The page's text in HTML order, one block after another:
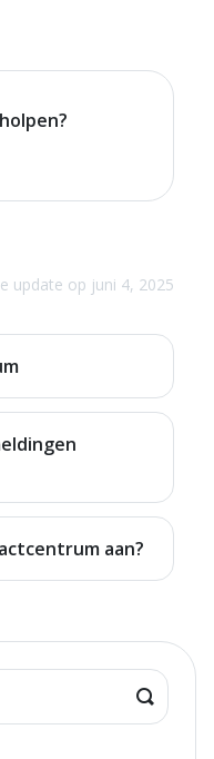
update op juni 4, 2025
aan?